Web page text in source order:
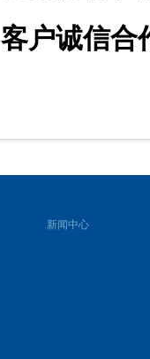
客户诚信合
新闻中心